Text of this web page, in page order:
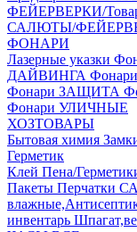
ФЕЙЕРВЕРКИ/
САЛЮТЫ/
ФОНАРИ
Лазерные указки
ДАЙВИНГА
Фонари ЗАЩИТА
Фонари УЛИЧНЫЕ
ХОЗТОВАРЫ
Бытовая химия
Герметик
Клей Пена/
Пакеты Перчатки
инвентарь